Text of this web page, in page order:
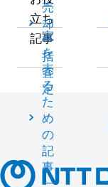
売
却
一
括
査
定
立ち
記事
家
を
売
る
た
め
の
記
事
一